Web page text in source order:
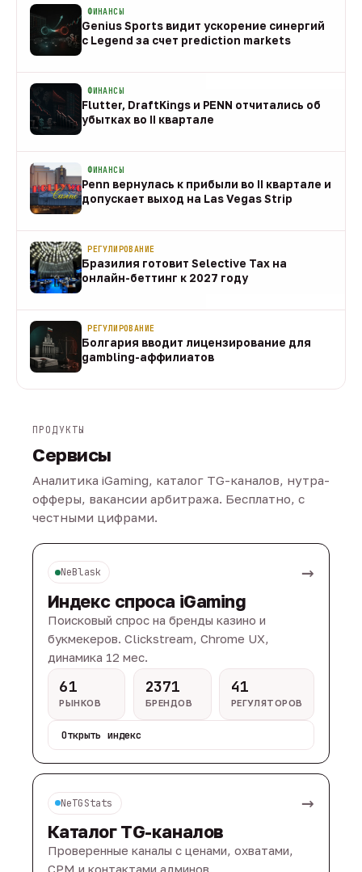
ФИНАНСЫ
Genius Sports видит ускорение синергий
с Legend за счет prediction markets
ФИНАНСЫ
Flutter, DraftKings и PENN отчитались об
убытках во II квартале
ФИНАНСЫ
Penn вернулась к прибыли во II квартале и
допускает выход на Las Vegas Strip
РЕГУЛИРОВАНИЕ
Бразилия готовит Selective Tax на
онлайн-беттинг к 2027 году
РЕГУЛИРОВАНИЕ
Болгария вводит лицензирование для
gambling-аффилиатов
ПРОДУКТЫ
Сервисы
Аналитика iGaming, каталог TG-каналов, нутра-
офферы, вакансии арбитража. Бесплатно, с
честными цифрами.
NeBlask →
Индекс спроса iGaming
Поисковый спрос на бренды казино и
букмекеров. Clickstream, Chrome UX,
динамика 12 мес.
61
РЫНКОВ
2371
БРЕНДОВ
41
РЕГУЛЯТОРОВ
Открыть индекс
NeTGStats →
Каталог TG-каналов
Проверенные каналы с ценами, охватами,
CPM и контактами админов.